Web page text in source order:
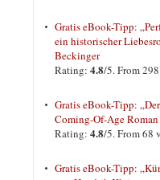
Gratis eBook-Tipp:
ein historischer
Beckinger
Rating: 4.8/5. From
Gratis eBook-Tipp:
Coming-Of-Age
Rating: 4.8/5. From 68
Gratis eBook-Tipp: